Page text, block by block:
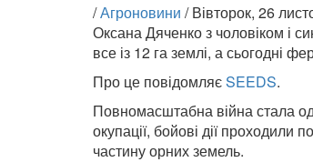
/Агроновини /Вівторок, 26
Оксана Дяченко з чоловіком і
все із 12 га землі, а сьогодні
Про це повідомляєSEEDS.
Повномасштабна війна стала
окупації, бойові дії проходили
частину орних земель.